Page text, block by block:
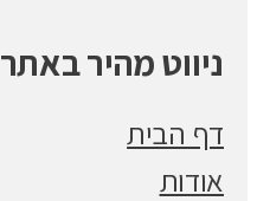
ניווט מהיר באתר
דף הבית
אודות